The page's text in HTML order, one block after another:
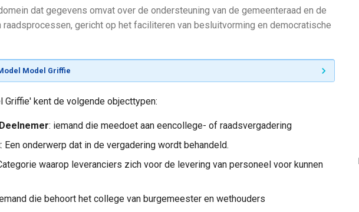
dat gegevens omvat over de ondersteuning van de gemeenteraad en de
raadsprocessen, gericht op het faciliteren van besluitvorming en democratische
Model Griffie
Griffie' kent de volgende objecttypen:
: iemand die meedoet aan eencollege- of raadsvergadering
: Een onderwerp dat in de vergadering wordt behandeld.
waarop leveranciers zich voor de levering van personeel voor kunnen
die behoort het college van burgemeester en wethouders